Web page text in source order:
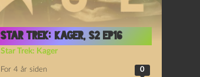
Star Trek: Kager, S2 Ep16
Star Trek: Kager
For 4 år siden 0